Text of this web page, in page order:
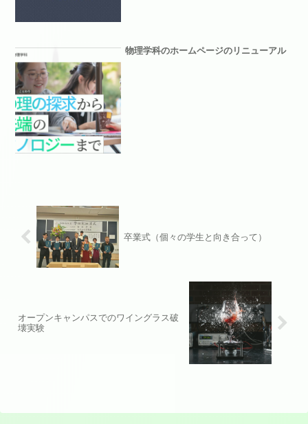
物理学科のホームページのリニューアル
卒業式（個々の学生と向き合って）
オープンキャンパスでのワイングラス破
壊実験